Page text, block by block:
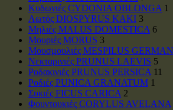
Κυδωνιές CYDONIA OBLONGA 1
Λωτός DIOSPYRUS KAKI 3
Μηλιές MALUS DOMESTICA 6
Μουριές MORUS 3
Μουσμουλιές MESPILUS
Νεκταρινιές PRUNUS LAEVIS 5
Ροδακινιές PRUNUS PERSICA 11
Ροδιές PUNICA GRANATUM 1
Συκιές FICUS CARICA 2
Φουντουκιές CORYLUS AVELANA